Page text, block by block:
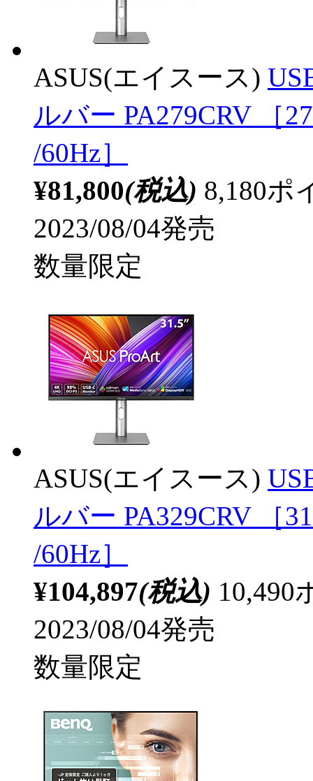
ASUS(エイスース)
ルバー PA279CRV ［
/60Hz］
¥81,800(税込) 8,180ポ
2023/08/04発売
数量限定
ASUS(エイスース)
ルバー PA329CRV ［
/60Hz］
¥104,897(税込) 10,490
2023/08/04発売
数量限定